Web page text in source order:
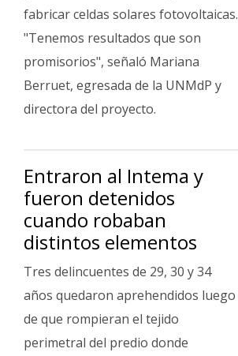
fabricar celdas solares fotovoltaicas.
"Tenemos resultados que son
promisorios", señaló Mariana
Berruet, egresada de la UNMdP y
directora del proyecto.
Entraron al Intema y
fueron detenidos
cuando robaban
distintos elementos
Tres delincuentes de 29, 30 y 34
años quedaron aprehendidos luego
de que rompieran el tejido
perimetral del predio donde